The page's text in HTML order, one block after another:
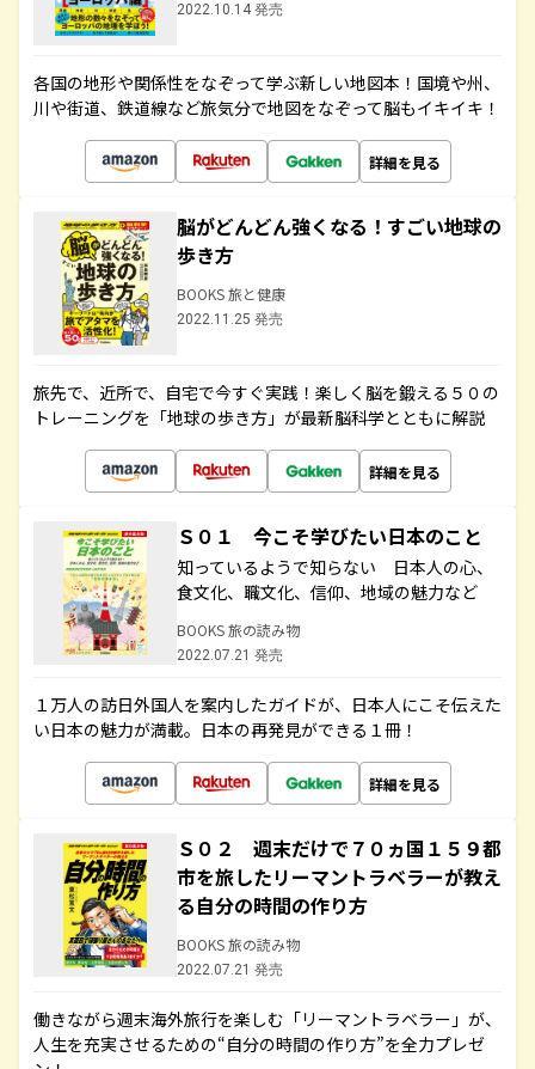
2022.10.14 発売
各国の地形や関係性をなぞって学ぶ新しい地図本！国境や州、
川や街道、鉄道線など旅気分で地図をなぞって脳もイキイキ！
詳細を見る
脳がどんどん強くなる！すごい地球の
歩き方
BOOKS 旅と健康
2022.11.25 発売
旅先で、近所で、自宅で今すぐ実践！楽しく脳を鍛える５０の
トレーニングを「地球の歩き方」が最新脳科学とともに解説
詳細を見る
Ｓ０１ 今こそ学びたい日本のこと
知っているようで知らない 日本人の心、
食文化、職文化、信仰、地域の魅力など
BOOKS 旅の読み物
2022.07.21 発売
１万人の訪日外国人を案内したガイドが、日本人にこそ伝えた
い日本の魅力が満載。日本の再発見ができる１冊！
詳細を見る
Ｓ０２ 週末だけで７０ヵ国１５９都
市を旅したリーマントラベラーが教え
る自分の時間の作り方
BOOKS 旅の読み物
2022.07.21 発売
働きながら週末海外旅行を楽しむ「リーマントラベラー」が、
人生を充実させるための“自分の時間の作り方”を全力プレゼ